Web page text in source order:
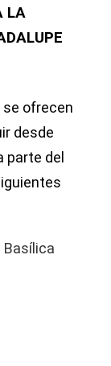
LA
se ofrecen
desde
parte del
Basílica